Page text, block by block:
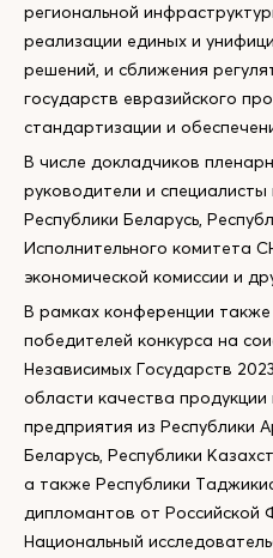
региональной
реализации единых и
решений, и сближения
государств евразийского
стандартизации и
В числе докладчиков
руководители и
Республики Беларусь,
Исполнительного комитета
экономической комиссии и
В рамках конференции
победителей конкурса на
Независимых Государств
области качества продукции
предприятия из Республики
Беларусь, Республики
а также Республики
дипломантов от Российской
Национальный